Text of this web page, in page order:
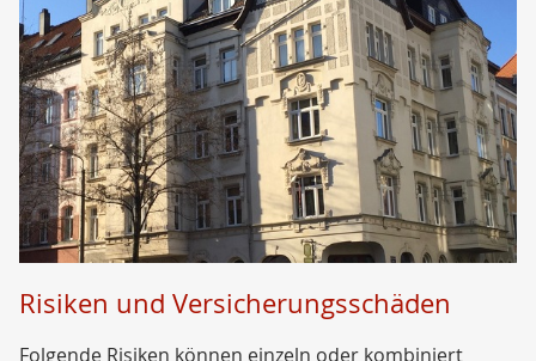
Risiken und Versicherungsschäden
Folgende Risiken können einzeln oder kombiniert